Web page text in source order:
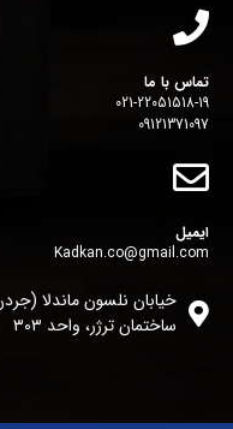
تماس با ما
021-22051518-19
09121371097
ایمیل
Kadkan.co@gmail.com
ساختمان ترژر، واحد ٣٠٣